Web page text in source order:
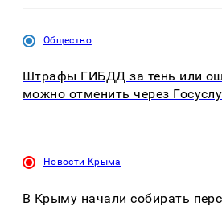
Общество
Штрафы ГИБДД за тень или
можно отменить через
Новости Крыма
В Крыму начали собирать